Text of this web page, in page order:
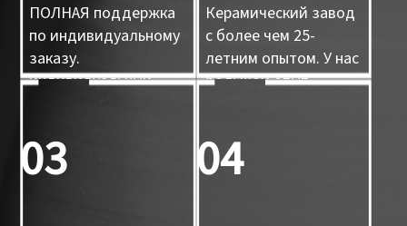
ПОЛНАЯ поддержка
по индивидуальному
заказу.
индивидуальный
образец,
индивидуальный 3D-
Керамический завод
с более чем 25-
летним опытом. У нас
большой опыт.
03 04